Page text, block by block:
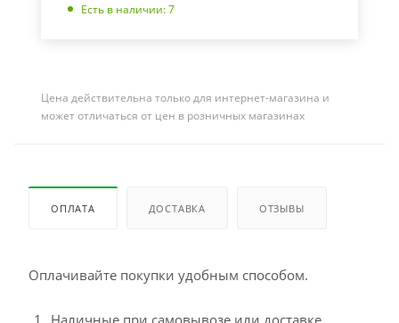
Есть в наличии: 7
Цена действительна только для интернет-магазина и
может отличаться от цен в розничных магазинах
ОПЛАТА ДОСТАВКА ОТЗЫВЫ
Оплачивайте покупки удобным способом.